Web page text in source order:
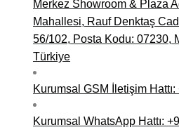
Sivas Mobilya Fabrikaları,
Tokat Mobilyacılar, Mobilya
Niğde Mobilyacılar, Mobilya
Giresun Mobilya Mağazaları,
Merkez Showroom & Plaza
Mahallesi, Rauf Denktaş
56/102, Posta Kodu: 07230,
Türkiye
Kurumsal GSM İletişim
Kurumsal WhatsApp Hattı: